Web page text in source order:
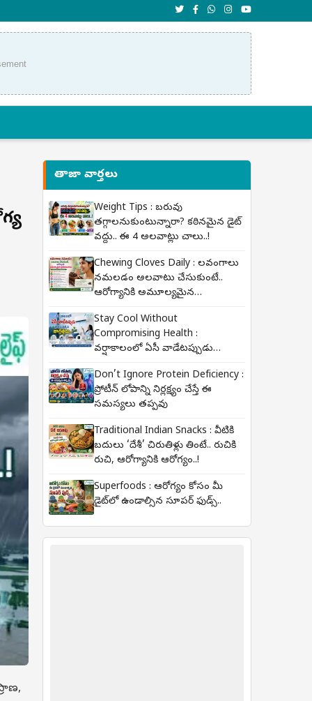
తాజా వార్తలు
Weight Tips : బరువు
తగ్గాలనుకుంటున్నారా? కఠినమైన డైట్
వద్దు.. ఈ 4 అలవాట్లు చాలు..!
Chewing Cloves Daily : లవంగాలు
నమలడం అలవాటు చేసుకుంటే..
ఆరోగ్యానికి అమూల్యమైన
Stay Cool Without
Compromising Health :
వర్షాకాలంలో ఏసీ వాడేటప్పుడు
Don’t Ignore Protein Deficiency :
ప్రోటీన్ లోపాన్ని నిర్లక్ష్యం చేస్తే ఈ
సమస్యలు తప్పవు..
Traditional Indian Snacks : వీటికి
బదులు ‘దేశీ’ చిరుతిళ్లు తింటే.. రుచికి
రుచి, ఆరోగ్యానికి ఆరోగ్యం..!
Superfoods : ఆరోగ్యం కోసం మీ
డైట్‌లో ఉండాల్సిన సూపర్ ఫుడ్స్..